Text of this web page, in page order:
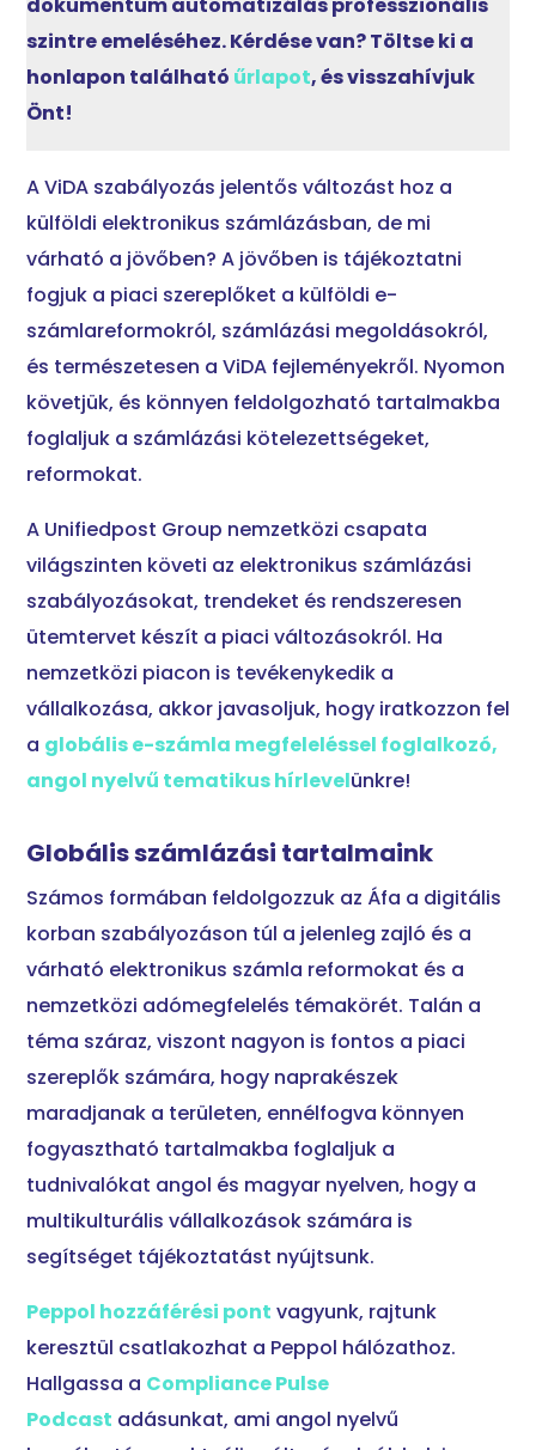
dokumentum automatizálás professzionális
szintre emeléséhez. Kérdése van? Töltse ki a
honlapon található űrlapot, és visszahívjuk
Önt!
A ViDA szabályozás jelentős változást hoz a
külföldi elektronikus számlázásban, de mi
várható a jövőben? A jövőben is tájékoztatni
fogjuk a piaci szereplőket a külföldi e-
számlareformokról, számlázási megoldásokról,
és természetesen a ViDA fejleményekről. Nyomon
követjük, és könnyen feldolgozható tartalmakba
foglaljuk a számlázási kötelezettségeket,
reformokat.
A Unifiedpost Group nemzetközi csapata
világszinten követi az elektronikus számlázási
szabályozásokat, trendeket és rendszeresen
ütemtervet készít a piaci változásokról. Ha
nemzetközi piacon is tevékenykedik a
vállalkozása, akkor javasoljuk, hogy iratkozzon fel
a globális e-számla megfeleléssel foglalkozó,
angol nyelvű tematikus hírlevelünkre!
Globális számlázási tartalmaink
Számos formában feldolgozzuk az Áfa a digitális
korban szabályozáson túl a jelenleg zajló és a
várható elektronikus számla reformokat és a
nemzetközi adómegfelelés témakörét. Talán a
téma száraz, viszont nagyon is fontos a piaci
szereplők számára, hogy naprakészek
maradjanak a területen, ennélfogva könnyen
fogyasztható tartalmakba foglaljuk a
tudnivalókat angol és magyar nyelven, hogy a
multikulturális vállalkozások számára is
segítséget tájékoztatást nyújtsunk.
Peppol hozzáférési pont vagyunk, rajtunk
keresztül csatlakozhat a Peppol hálózathoz.
Hallgassa a Compliance Pulse
Podcast adásunkat, ami angol nyelvű